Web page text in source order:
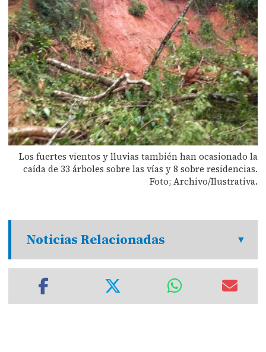
Los fuertes vientos y lluvias también han ocasionado la
caída de 33 árboles sobre las vías y 8 sobre residencias.
Foto; Archivo/Ilustrativa.
Noticias Relacionadas